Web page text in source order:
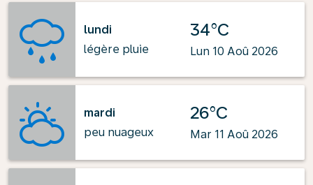
lundi
légère pluie
34°C
Lun 10 Aoû 2026
mardi
peu nuageux
26°C
Mar 11 Aoû 2026